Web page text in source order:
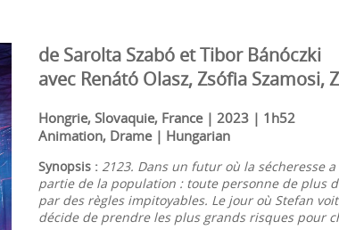
de Sarolta Szabó et Tibor Bánóczki
avec Renátó Olasz, Zsófia Szamosi,
Hongrie, Slovaquie, France | 2023 | 1h52
Animation, Drame | Hungarian
Synopsis : 2123. Dans un futur où la sécheresse
partie de la population : toute personne de plus
par des règles impitoyables. Le jour où Stefan
décide de prendre les plus grands risques pour